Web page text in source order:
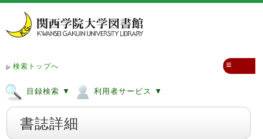
検索トップへ
目録検索 ▼ 利用者サービス ▼
≡
書誌詳細